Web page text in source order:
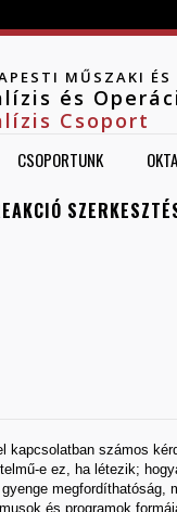
MŰSZAKI
és
Csoport
CSOPORTUNK
kapcsolatban számos
e ez, ha létezik;
és programok